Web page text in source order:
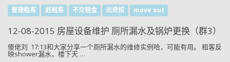
管理租客 赶租客 不交租金 出奇招 move out
12-08-2015 房屋设备维护 厕所漏水及锅炉更换（群3）
傻佬刘 17:13和大家分享一个厕所漏水的维修实例哈，可能有用。 租客反
映shower漏水，楼下天 …